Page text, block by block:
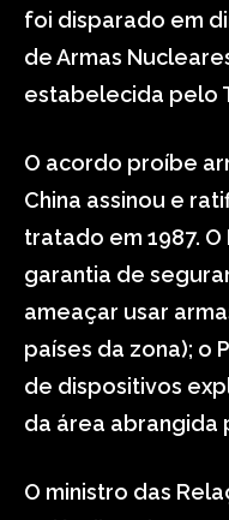
foi disparado em
de Armas
estabelecida pelo
O acordo proíbe
China assinou e
tratado em 1987.
garantia de
ameaçar usar
países da zona); o
de dispositivos
da área abrangida
O ministro das